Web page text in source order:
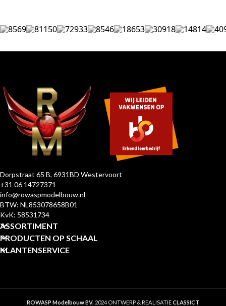
Dorpstraat 65 B, 6931BD Westervoort
+31 06 14727371
info@rowaspmodelbouw.nl
BTW: NL853078658B01
KvK: 58531734
ASSORTIMENT
PRODUCTEN OP SCHAAL
KLANTENSERVICE
ROWASP Modelbouw BV. 2024 ONTWERP & REALISATIECLASSICT